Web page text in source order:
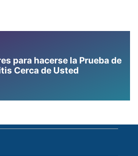
para hacerse la Prueba de
Cerca de Usted